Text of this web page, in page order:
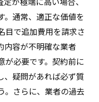
。通常、適正な価値を
目で追加費用を請求さ
内容が不明確な業者
が必要です。契約前に
、疑問があれば必ず質
。さらに、業者の過去